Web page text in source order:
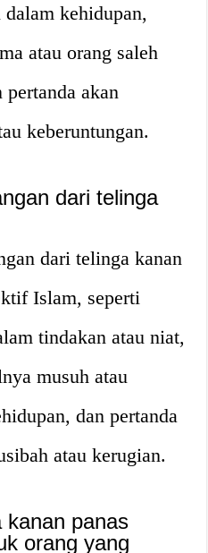
kehidupan,
atau orang saleh
akan
keberuntungan.
dari telinga
dari telinga kanan
Islam, seperti
tindakan atau niat,
musuh atau
dan pertanda
atau kerugian.
kanan panas
orang yang